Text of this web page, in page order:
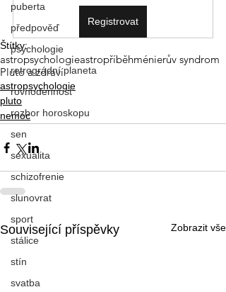
puberta
předpověď
psychologie
retrográdní planeta
rovnodennost
rozbor horoskopu
sen
sexualita
schizofrenie
slunovrat
sport
stálice
stín
svatba
Registrovat
Štítky:
astropsychologieastropříběhménierův syndrom
Pluto a zdraví
astropsychologie
pluto
nemoc
Související příspěvky Zobrazit vše